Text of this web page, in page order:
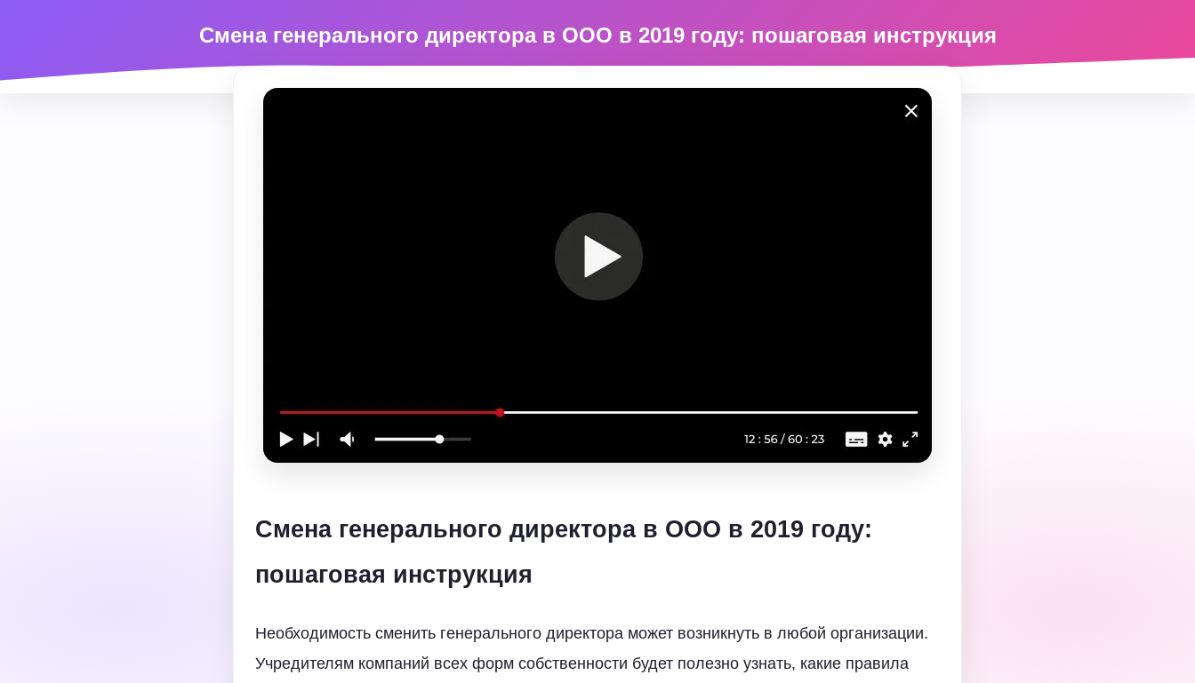
Смена генерального директора в ООО в 2019 году: пошаговая инструкция
Смена генерального директора в ООО в 2019 году:
пошаговая инструкция
Необходимость сменить генерального директора может возникнуть в любой организации.
Учредителям компаний всех форм собственности будет полезно узнать, какие правила